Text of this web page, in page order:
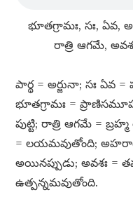
భూతగ్రామః, సః,
రాత్రి ఆగమే,
పార్థ = అర్జునా; సః ఏవ
భూతగ్రామః =
పుట్టి; రాత్రి ఆగమే =
= లయమవుతోంది;
అయినప్పుడు; అవశః =
ఉత్పన్నమవుతోంది.